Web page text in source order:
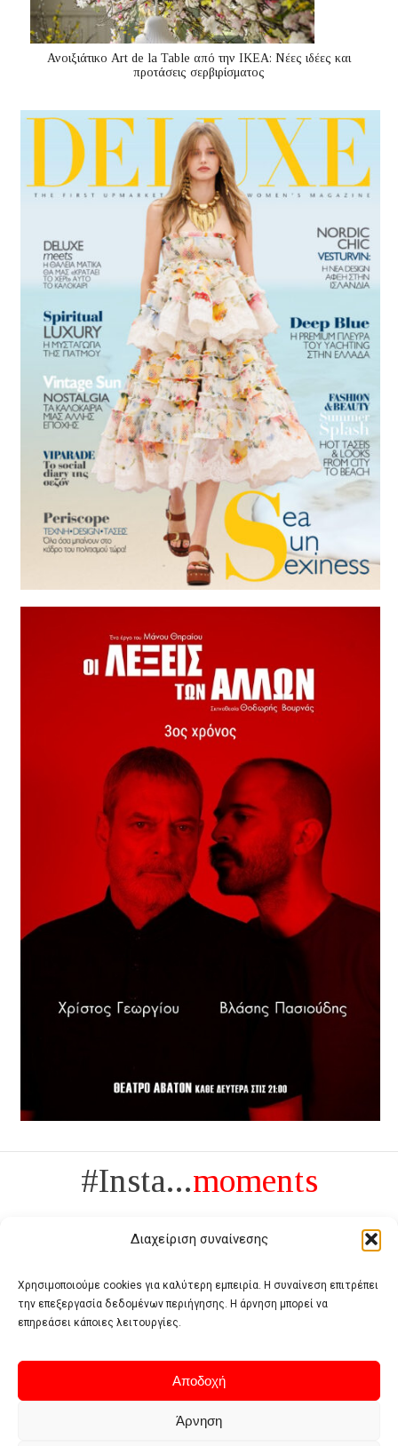
Διαχείριση συναίνεσης
Χρησιμοποιούμε cookies για καλύτερη εμπειρία. Η συναίνεση επιτρέπει
την επεξεργασία δεδομένων περιήγησης. Η άρνηση μπορεί να
επηρεάσει κάποιες λειτουργίες.
Αποδοχή
Άρνηση
Ανοιξιάτικο Art de la Table από την ΙΚΕΑ: Νέες ιδέες και
προτάσεις σερβιρίσματος
#Insta...moments
Πολυτέλεια δεν είναι το αντίθετο της ανέχειας, είναι το αντίθετο της